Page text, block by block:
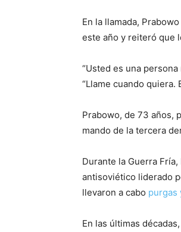
En la llamada,
este año y reiteró que
“Usted es una
“Llame cuando quiera.
Prabowo, de 73 años,
mando de la tercera
Durante la Guerra
antisoviético liderado
llevaron a cabo purgas
En las últimas